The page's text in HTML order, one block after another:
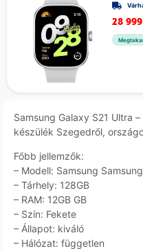
28 999
Samsung Galaxy S21 Ultra
készülék Szegedről,
Főbb jellemzők:
– Modell: Samsung
– Tárhely: 128GB
– RAM: 12GB GB
– Szín: Fekete
– Állapot: kiváló
– Hálózat: független